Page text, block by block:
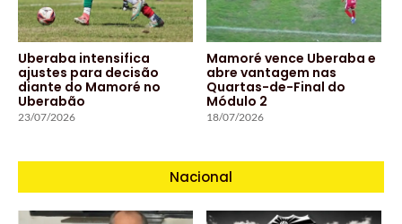
Uberaba intensifica
ajustes para decisão
diante do Mamoré no
Uberabão
23/07/2026
Mamoré vence Uberaba e
abre vantagem nas
Quartas-de-Final do
Módulo 2
18/07/2026
Nacional